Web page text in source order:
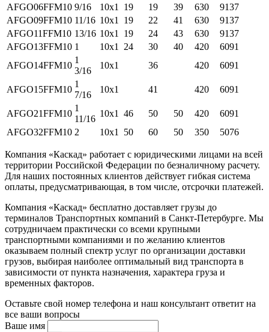
AFGO06FFM10 9/16 10x1 19 19 39 630
9137
AFGO09FFM10 11/16 10x1 19 22 41 630
9137
AFGO11FFM10 13/16 10x1 19 24 43 630
9137
AFGO13FFM10 1 10x1 24 30 40 420
6091
AFGO14FFM10
1
3/16
10x1 36 420 6091
AFGO15FFM10
1
7/16
10x1 41 420 6091
AFGO21FFM10
1
11/16
10x1 46 50 50 420
6091
AFGO32FFM10 2 10x1 50 60 50 350 5076
Компания «Каскад» работает с юридическими лицами на всей
территории Российской Федерации по безналичному расчету.
Для наших постоянных клиентов действует гибкая система
оплаты, предусматривающая, в том числе, отсрочки платежей.
Компания «Каскад» бесплатно доставляет грузы до
терминалов Транспортных компаний в Санкт-Петербурге. Мы
сотрудничаем практически со всеми крупными
транспортными компаниями и по желанию клиентов
оказываем полный спектр услуг по организации доставки
грузов, выбирая наиболее оптимальный вид транспорта в
зависимости от пункта назначения, характера груза и
временных факторов.
Оставьте свой номер телефона и наш консультант ответит на
все ваши вопросы
Ваше имя